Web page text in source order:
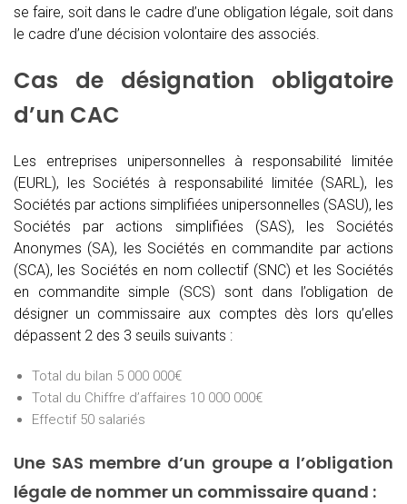
se faire, soit dans le cadre d’une obligation légale, soit dans
le cadre d’une décision volontaire des associés.
Cas de désignation obligatoire
d’un CAC
Les entreprises unipersonnelles à responsabilité limitée
(EURL), les Sociétés à responsabilité limitée (SARL), les
Sociétés par actions simplifiées unipersonnelles (SASU), les
Sociétés par actions simplifiées (SAS), les Sociétés
Anonymes (SA), les Sociétés en commandite par actions
(SCA), les Sociétés en nom collectif (SNC) et les Sociétés
en commandite simple (SCS) sont dans l’obligation de
désigner un commissaire aux comptes dès lors qu’elles
dépassent 2 des 3 seuils suivants :
Total du bilan 5 000 000€
Total du Chiffre d’affaires 10 000 000€
Effectif 50 salariés
Une SAS membre d’un groupe a l’obligation
légale de nommer un commissaire quand :